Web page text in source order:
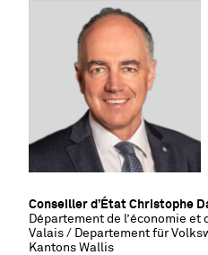
Conseiller d’ État Christophe
Département de l’économie et
Valais / Departement für
Kantons Wallis